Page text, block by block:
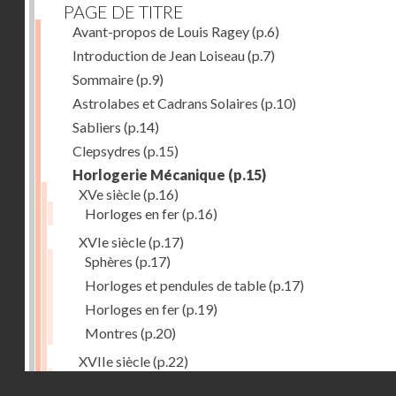
PAGE DE TITRE
Avant-propos de Louis Ragey(p.6)
Introduction de Jean Loiseau(p.7)
Sommaire(p.9)
Astrolabes et Cadrans Solaires (p.10)
Sabliers (p.14)
Clepsydres (p.15)
Horlogerie Mécanique (p.15)
XVe siècle(p.16)
Horloges en fer(p.16)
XVIe siècle(p.17)
Sphères (p.17)
Horloges et pendules de table(p.17)
Horloges en fer(p.19)
Montres (p.20)
XVIIe siècle(p.22)